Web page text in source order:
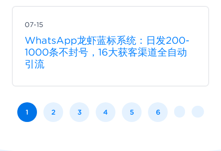
07-15
WhatsApp龙虾蓝标系统：日发200-
1000条不封号，16大获客渠道全自动
引流
1 2 3 4 5 6